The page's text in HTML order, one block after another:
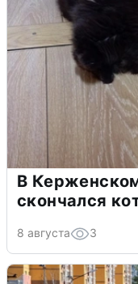
В
скончался
8 августа 3